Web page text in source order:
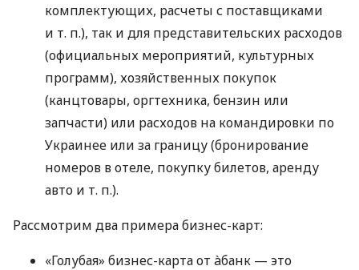
комплектующих, расчеты с поставщиками
и т. п.), так и для представительских расходов
(официальных мероприятий, культурных
программ), хозяйственных покупок
(канцтовары, оргтехника, бензин или
запчасти) или расходов на командировки по
Украинее или за границу (бронирование
номеров в отеле, покупку билетов, аренду
авто и т. п.).
Рассмотрим два примера бизнес-карт:
«Голубая» бизнес-карта от àбанк — это